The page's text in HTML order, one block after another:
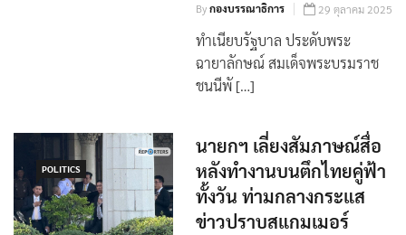
Byกองบรรณาธิการ 29 ตุลาคม 2025
ทำเนียบรัฐบาล ประดับพระ
ฉายาลักษณ์ สมเด็จพระบรมราช
ชนนีพั […]
POLITICS
นายกฯ เลี่ยงสัมภาษณ์สื่อ
หลังทำงานบนตึกไทยคู่ฟ้า
ทั้งวัน ท่ามกลางกระแส
ข่าวปราบสแกมเมอร์